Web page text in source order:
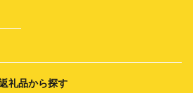
礼品から探す